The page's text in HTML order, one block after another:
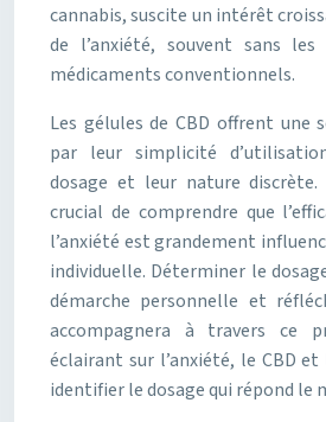
cannabis, suscite un intérêt
de l’anxiété, souvent sans les
médicaments conventionnels.
Les gélules de CBD offrent une
par leur simplicité
dosage et leur nature
crucial de comprendre que
l’anxiété est grandement
individuelle. Déterminer le
démarche personnelle et
accompagnera à travers ce
éclairant sur l’anxiété, le CBD
identifier le dosage qui répond le